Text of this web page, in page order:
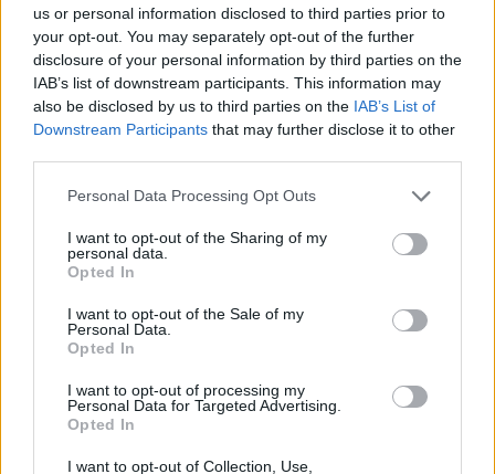
us or personal information disclosed to third parties prior to
your opt-out. You may separately opt-out of the further
disclosure of your personal information by third parties on the
IAB’s list of downstream participants. This information may
also be disclosed by us to third parties on the IAB’s List of
Downstream Participants that may further disclose it to other
Please note that this website/app uses one or more Google
not limited to your visit or usage behaviour. You may click to
grant or deny consent to Google and its third-party tags to
use your data for below specified purposes in below Google
consent section.
Personal Data Processing Opt Outs
I want to opt-out of the Sharing of my
personal data.
Opted In
I want to opt-out of the Sale of my
Personal Data.
Opted In
I want to opt-out of processing my
Personal Data for Targeted Advertising.
Opted In
I want to opt-out of Collection, Use,
Krievijā sācies pavēstu
vilnis: zināms, kas notiek
ar tiem, kuri tās izvēlas
ignorēt
šo zodiaka zīmju
pārstāvjiem labāk
laucinieka DNS spēs